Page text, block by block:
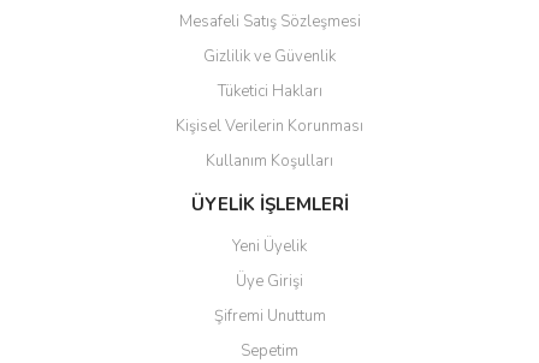
Gönder
Mesafeli Satış Sözleşmesi
Gizlilik ve Güvenlik
Tüketici Hakları
Kişisel Verilerin Korunması
Kullanım Koşulları
ÜYELİK İŞLEMLERİ
Yeni Üyelik
Üye Girişi
Şifremi Unuttum
Sepetim